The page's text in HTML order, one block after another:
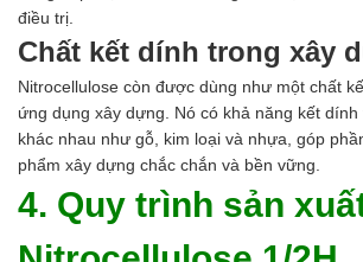
điều trị.
Chất kết dính trong xây
Nitrocellulose còn được dùng như một chất
ứng dụng xây dựng. Nó có khả năng kết
khác nhau như gỗ, kim loại và nhựa, góp
phẩm xây dựng chắc chắn và bền vững.
4. Quy trình sản